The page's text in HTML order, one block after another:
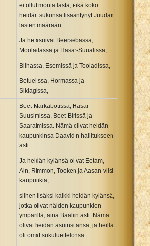
ei ollut monta lasta, eikä koko
heidän sukunsa lisääntynyt Juudan
lasten määrään.
Ja he asuivat Beersebassa,
Mooladassa ja Hasar-Suualissa,
Bilhassa, Esemissä ja Tooladissa,
Betuelissa, Hormassa ja
Siklagissa,
Beet-Markabotissa, Hasar-
Suusimissa, Beet-Birissä ja
Saaraimissa. Nämä olivat heidän
kaupunkinsa Daavidin hallitukseen
asti.
Ja heidän kylänsä olivat Eetam,
Ain, Rimmon, Tooken ja Aasan-viisi
kaupunkia;
siihen lisäksi kaikki heidän kylänsä,
jotka olivat näiden kaupunkien
ympärillä, aina Baaliin asti. Nämä
olivat heidän asuinsijansa; ja heillä
oli omat sukuluettelonsa.